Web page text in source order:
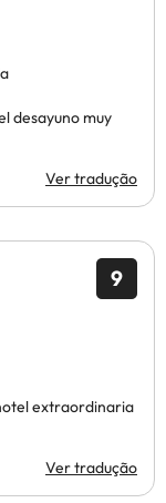
desayuno muy
Ver tradução
9
extraordinaria
Ver tradução